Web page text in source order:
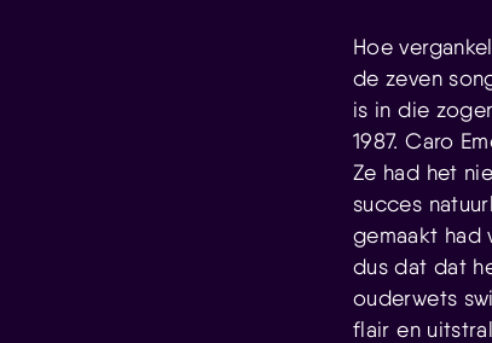
Hoe
de zeven
is in die
1987. Caro
Ze had het
succes
gemaakt had
dus dat dat
ouderwets
flair en